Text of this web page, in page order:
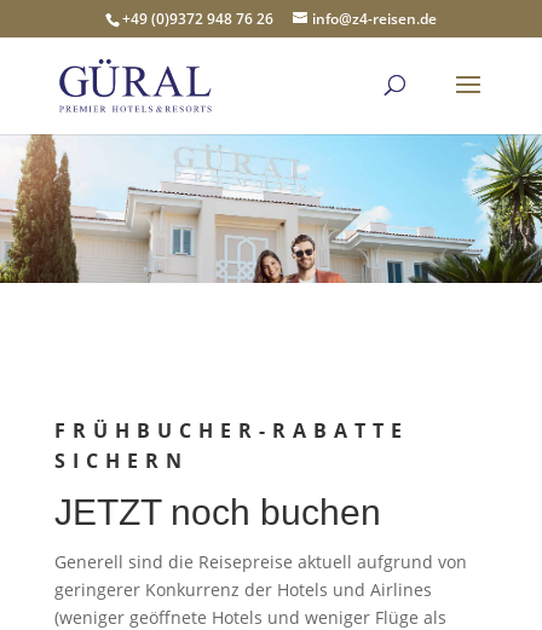
+49 (0)9372 948 76 26 info@z4-reisen.de
FRÜHBUCHER-RABATTE
SICHERN
JETZT noch buchen
Generell sind die Reisepreise aktuell aufgrund von
geringerer Konkurrenz der Hotels und Airlines
(weniger geöffnete Hotels und weniger Flüge als